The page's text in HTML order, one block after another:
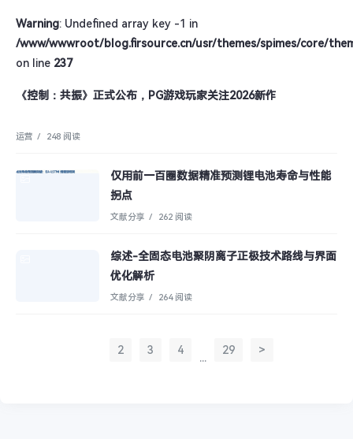
Warning: Undefined array key -1 in
/www/wwwroot/blog.firsource.cn/usr/themes/spimes/core/
on line 237
《控制：共振》正式公布，PG游戏玩家关注2026新作
运营 / 248 阅读
仅用前一百圈数据精准预测锂电池寿命与性能
拐点
文献分享 / 262 阅读
综述-全固态电池聚阴离子正极技术路线与界面
优化解析
文献分享 / 264 阅读
2 3 4
...
29 >